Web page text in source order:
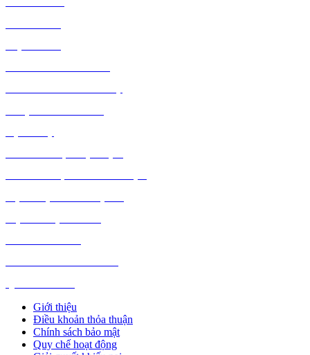
Giới thiệu
Điều khoản thỏa thuận
Chính sách bảo mật
Quy chế hoạt động